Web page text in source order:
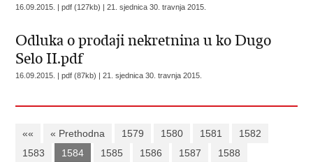
16.09.2015. | pdf (127kb) |21. sjednica 30. travnja 2015.
Odluka o prodaji nekretnina u ko Dugo
Selo II.pdf
16.09.2015. | pdf (87kb) |21. sjednica 30. travnja 2015.
«« « Prethodna 1579 1580 1581
1582
1583
1584 1585 1586 1587
1588